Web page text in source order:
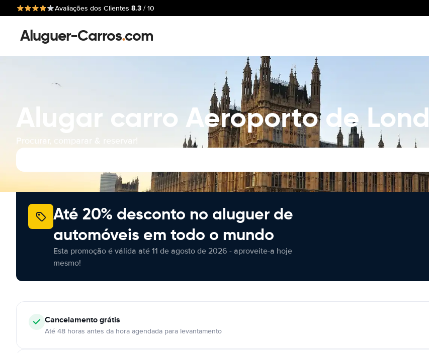
Avaliações dos Clientes 8.3 / 10
Aluguer-Carros.com
Alugar carro Aeroporto de
Procurar, comparar & reservar!
Até 20% desconto no aluguer de
automóveis em todo o mundo
Esta promoção é válida até 11 de agosto de 2026 - aproveite-a hoje
mesmo!
Cancelamentográtis
Até 48 horas antes da hora agendada para levantamento